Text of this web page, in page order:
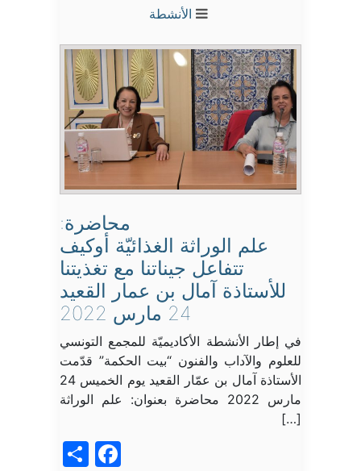
الأنشطة
محاضرة:
علم الوراثة الغذائيّة أوكيف
تتفاعل جيناتنا مع تغذيتنا
للأستاذة آمال بن عمار القعيد
24 مارس 2022
في إطار الأنشطة الأكاديميّة للمجمع التونسي
للعلوم والآداب والفنون “بيت الحكمة” قدّمت
الأستاذة آمال بن عمّار القعيد يوم الخميس 24
مارس 2022 محاضرة بعنوان: علم الوراثة
[…]